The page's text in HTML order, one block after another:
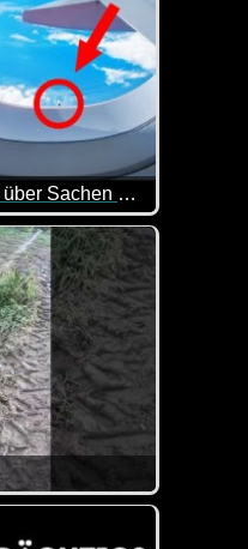
76 Dinge, die du nicht über Sachen weißt, die dich umgeben
oder andere bestimmt
Methode, um ein